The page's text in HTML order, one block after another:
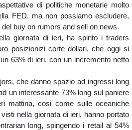
di politiche monetarie molto
FED, ma non possiamo escludere,
buy on rumors and sell on news.
giornata di ieri, ha spinto i traders
posizionizi corte dollari, che oggi si
63% di ieri, con un incremento netto
che danno spazio ad ingressi long
un interessante 73% long sul paniere
mattina, cosi come sulle oceaniche
nella giornata di ieri, hanno portato
long, spingendo i retail al 54%